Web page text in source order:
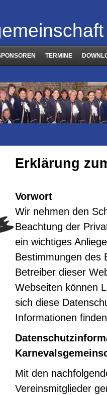
TERMINE
Erklärung
Vorwort
Wir nehmen den
Beachtung der
ein wichtiges
Bestimmungen des
Betreiber dieser
Webseiten können
sich diese
Informationen
Mit den
Vereinsmitglieder